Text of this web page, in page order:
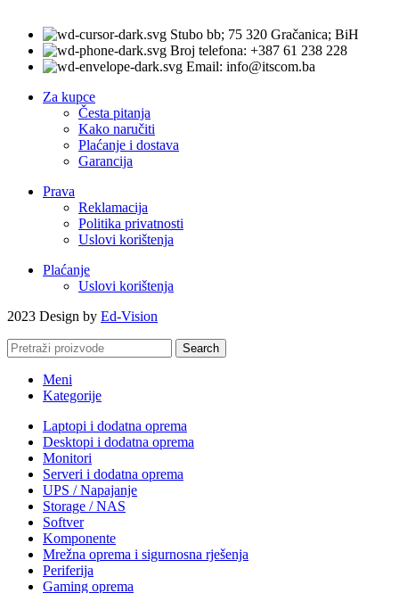
Stubo bb; 75 320 Gračanica; BiH
Broj telefona: +387 61 238 228
Email: info@itscom.ba
Za kupce
Česta pitanja
Kako naručiti
Plaćanje i dostava
Garancija
Prava
Reklamacija
Politika privatnosti
Uslovi korištenja
Plaćanje
Uslovi korištenja
2023 Design by Ed-Vision
Search
Meni
Kategorije
Laptopi i dodatna oprema
Desktopi i dodatna oprema
Monitori
Serveri i dodatna oprema
UPS / Napajanje
Storage / NAS
Softver
Komponente
Mrežna oprema i sigurnosna rješenja
Periferija
Gaming oprema